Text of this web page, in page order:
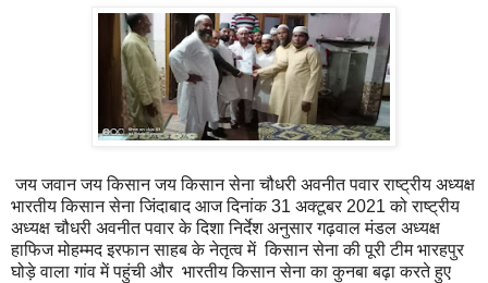
जय जवान जय किसान जय किसान सेना चौधरी अवनीत पवार राष्ट्रीय अध्यक्ष
भारतीय किसान सेना जिंदाबाद आज दिनांक 31 अक्टूबर 2021 को राष्ट्रीय
अध्यक्ष चौधरी अवनीत पवार के दिशा निर्देश अनुसार गढ़वाल मंडल अध्यक्ष
हाफिज मोहम्मद इरफान साहब के नेतृत्व में किसान सेना की पूरी टीम भारहपुर
घोड़े वाला गांव में पहुंची और भारतीय किसान सेना का कुनबा बढ़ा करते हुए